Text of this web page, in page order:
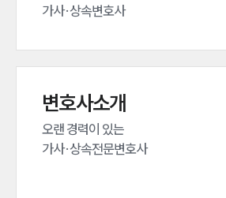
가사·상속변호사
변호사소개
오랜 경력이 있는
가사·상속전문변호사